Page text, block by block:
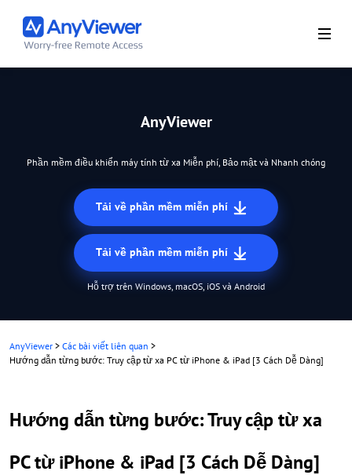
AnyViewer
Phần mềm điều khiển máy tính từ xa Miễn phí, Bảo mật và Nhanh chóng
Tải về phần mềm miễn phí
Tải về phần mềm miễn phí
Hỗ trợ trên Windows, macOS, iOS và Android
AnyViewer > Các bài viết liên quan >
Hướng dẫn từng bước: Truy cập từ xa PC từ iPhone & iPad [3 Cách Dễ Dàng]
Hướng dẫn từng bước: Truy cập từ xa
PC từ iPhone & iPad [3 Cách Dễ Dàng]